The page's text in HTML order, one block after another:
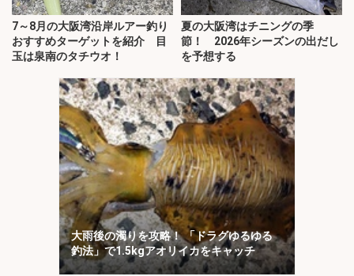
7～8月の大阪湾沿岸ルアー釣り
おすすめターゲットを紹介 目
玉は泉南のタチウオ！
夏の大阪湾はチニングの季
節！ 2026年シーズンの出だし
を予想する
大雨後の濁りを攻略！ 「ドラグゆるゆる
釣法」で1.5kgアオリイカをキャッチ